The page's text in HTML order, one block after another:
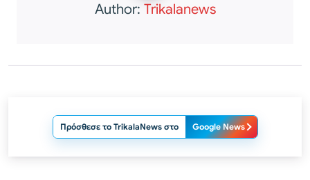
Author: Trikalanews
Πρόσθεσε το TrikalaNews στο Google News